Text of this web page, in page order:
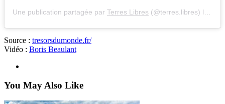
Une publication partagée par Terres Libres (@terres.libres) le
Source : tresorsdumonde.fr/
Vidéo : Boris Beaulant
You May Also Like